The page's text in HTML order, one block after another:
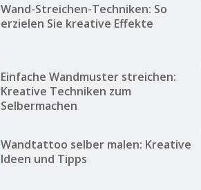
Wand-Streichen-Techniken: So
erzielen Sie kreative Effekte
Einfache Wandmuster streichen:
Kreative Techniken zum
Selbermachen
Wandtattoo selber malen: Kreative
Ideen und Tipps